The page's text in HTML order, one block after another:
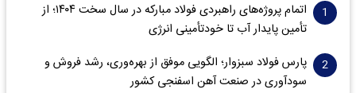
اتمام پروژه‌های راهبردی فولاد مبارکه در سال سخت ۱۴۰۴؛ از
تأمین پایدار آب تا خودتأمینی انرژی
پارس فولاد سبزوار؛ الگویی موفق از بهره‌وری، رشد فروش و
سود‌آوری در صنعت آهن اسفنجی کشور